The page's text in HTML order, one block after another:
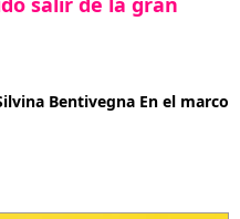
Bentivegna En el marco